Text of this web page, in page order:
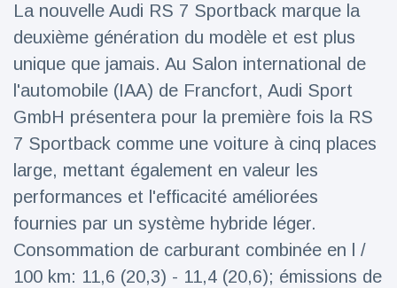
Mode de vie et divertissement
(121)
Santé et forme physique
(73)
Voyage et aventure
(77)
Dernières nouvelles
2023 Citroën
ë-C3 Reveal
18 March
33
La nouvelle Audi RS 7 Sportback marque la
deuxième génération du modèle et est plus
unique que jamais. Au Salon international de
l'automobile (IAA) de Francfort, Audi Sport
GmbH présentera pour la première fois la RS
7 Sportback comme une voiture à cinq places
large, mettant également en valeur les
performances et l'efficacité améliorées
fournies par un système hybride léger.
Consommation de carburant combinée en l /
100 km: 11,6 (20,3) - 11,4 (20,6); émissions de